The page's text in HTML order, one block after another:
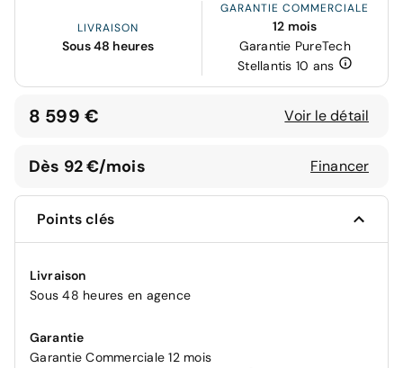
LIVRAISON
Sous 48 heures
GARANTIE COMMERCIALE
12 mois
Garantie PureTech
Stellantis 10 ans
8 599 € Voir le détail
Dès 92 €/mois Financer
Points clés
Livraison
Sous 48 heures en agence
Garantie
Garantie Commerciale 12 mois